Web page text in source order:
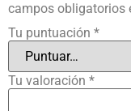
campos obligatorios
Tu puntuación *
Tu valoración *